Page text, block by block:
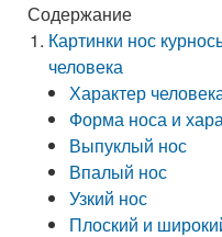
Содержание
Картинки нос
человека
Характер
Форма носа и
Выпуклый нос
Впалый нос
Узкий нос
Плоский и